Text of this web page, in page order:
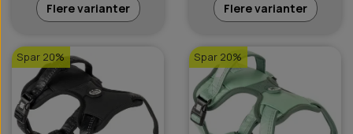
Flere varianter Flere varianter
Spar 20% Spar 20%